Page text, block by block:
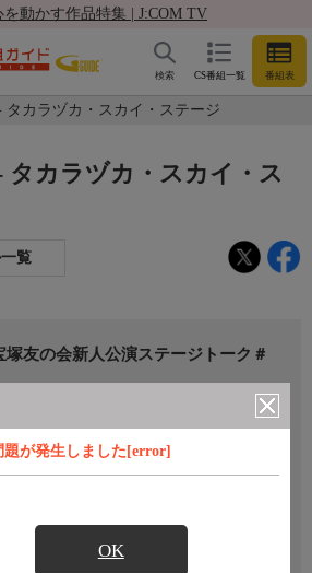
を動かす作品特集 | J:COM TV
CS番組一覧 番組表
検索
- タカラヅカ・スカイ・ステージ
題が発生しました[error]
OK
タカラヅカ・スカイ・ス
覧
友の会新人公演ステージトーク＃
・スカイ・ステージ
は、オプションチャンネル(有料)のご契約が